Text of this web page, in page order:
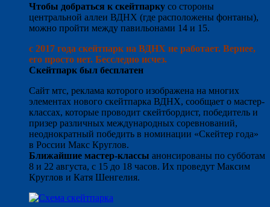
Чтобы добраться к скейтпарку со стороны
центральной аллеи ВДНХ (где расположены фонтаны),
можно пройти между павильонами 14 и 15.
с 2017 года скейтпарк на ВДНХ не работает. Вернее,
его просто нет. Бесследно исчез.
Скейтпарк был бесплатен
Сайт мтс, реклама которого изображена на многих
элементах нового скейтпарка ВДНХ, сообщает о мастер-
классах, которые проводит скейтбордист, победитель и
призер различных международных соревнований,
неоднократный победить в номинации «Скейтер года»
в России Макс Круглов.
Ближайшие мастер-классы анонсированы по субботам
8 и 22 августа, с 15 до 18 часов. Их проведут Максим
Круглов и Катя Шенгелия.